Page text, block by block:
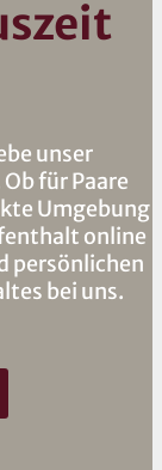
unser
für Paare
Umgebung
online
persönlichen
bei uns.